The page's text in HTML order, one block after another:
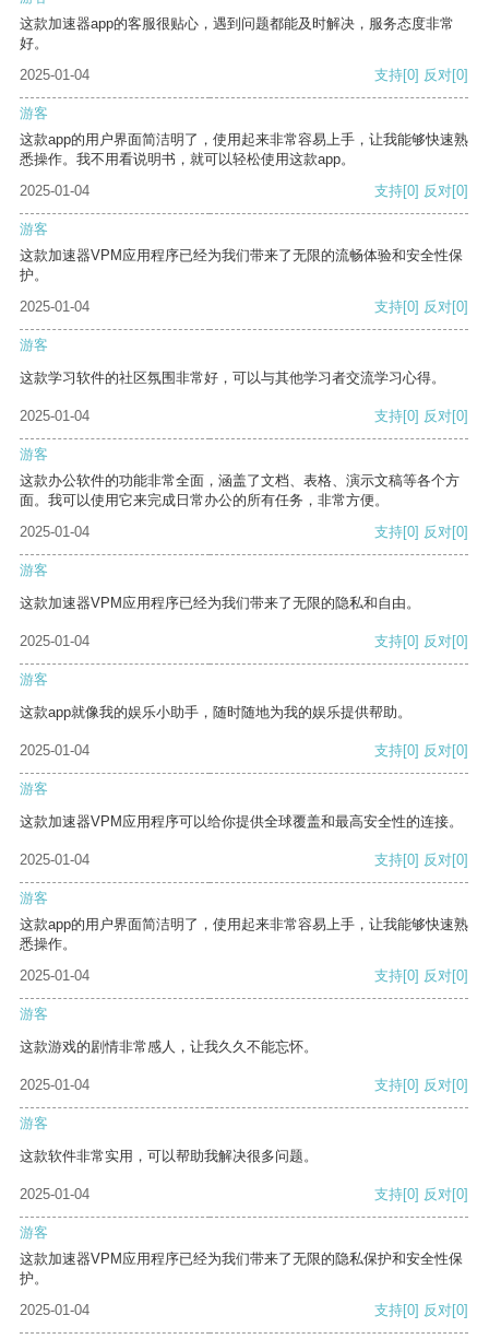
这款加速器app的客服很贴心，遇到问题都能及时解决，服务态度非常
好。
2025-01-04
支持[0] 反对[0]
游客
这款app的用户界面简洁明了，使用起来非常容易上手，让我能够快速熟
悉操作。我不用看说明书，就可以轻松使用这款app。
2025-01-04
支持[0] 反对[0]
游客
这款加速器VPM应用程序已经为我们带来了无限的流畅体验和安全性保
护。
2025-01-04
支持[0] 反对[0]
游客
这款学习软件的社区氛围非常好，可以与其他学习者交流学习心得。
2025-01-04 支持[0] 反对[0]
游客
这款办公软件的功能非常全面，涵盖了文档、表格、演示文稿等各个方
面。我可以使用它来完成日常办公的所有任务，非常方便。
2025-01-04
支持[0] 反对[0]
游客
这款加速器VPM应用程序已经为我们带来了无限的隐私和自由。
2025-01-04 支持[0] 反对[0]
游客
这款app就像我的娱乐小助手，随时随地为我的娱乐提供帮助。
2025-01-04 支持[0] 反对[0]
游客
这款加速器VPM应用程序可以给你提供全球覆盖和最高安全性的连接。
2025-01-04 支持[0] 反对[0]
游客
这款app的用户界面简洁明了，使用起来非常容易上手，让我能够快速熟
悉操作。
2025-01-04
支持[0] 反对[0]
游客
这款游戏的剧情非常感人，让我久久不能忘怀。
2025-01-04 支持[0] 反对[0]
游客
这款软件非常实用，可以帮助我解决很多问题。
2025-01-04 支持[0] 反对[0]
游客
这款加速器VPM应用程序已经为我们带来了无限的隐私保护和安全性保
护。
2025-01-04
支持[0] 反对[0]